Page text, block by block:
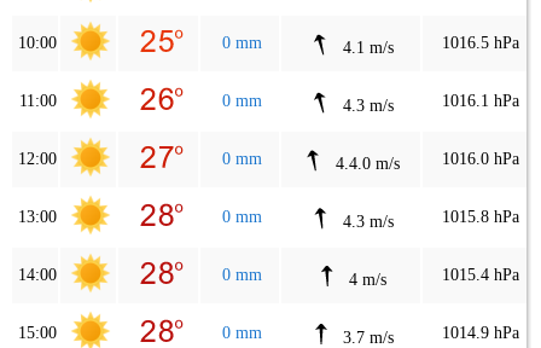
10:00 0 mm 4.1 m/s 1016.5 hPa
11:00 0 mm 4.3 m/s 1016.1 hPa
12:00 0 mm 4.4.0 m/s 1016.0 hPa
13:00 0 mm 4.3 m/s 1015.8 hPa
14:00 0 mm 4 m/s 1015.4 hPa
15:00 0 mm 3.7 m/s 1014.9 hPa